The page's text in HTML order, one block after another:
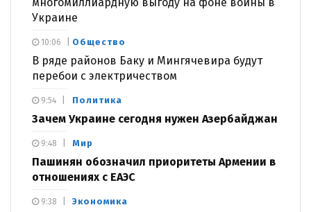
Украине
Общество
В ряде районов Баку и Мингячевира будут
перебои с электричеством
10:06
Политика
Зачем Украине сегодня нужен Азербайджан
9:54
Мир
Пашинян обозначил приоритеты Армении в
отношениях с ЕАЭС
9:48
Экономика
9:38